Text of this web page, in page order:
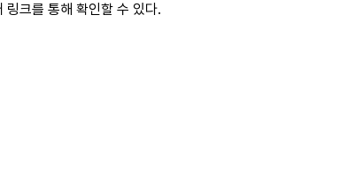
크를 통해 확인할 수 있다.